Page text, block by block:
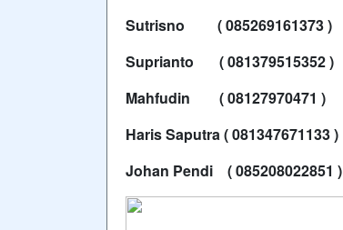
Sutrisno ( 085269161373 )
Suprianto ( 081379515352 )
Mahfudin ( 08127970471 )
Haris Saputra ( 081347671133 )
Johan Pendi ( 085208022851 )